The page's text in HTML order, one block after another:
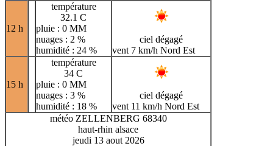
12 h
température
32.1 C
pluie : 0 MM
nuages : 2 %
humidité : 24 %
ciel dégagé
vent 7 km/h Nord Est
15 h
température
34 C
pluie : 0 MM
nuages : 3 %
humidité : 18 %
ciel dégagé
vent 11 km/h Nord Est
météo ZELLENBERG 68340
haut-rhin alsace
jeudi 13 aout 2026